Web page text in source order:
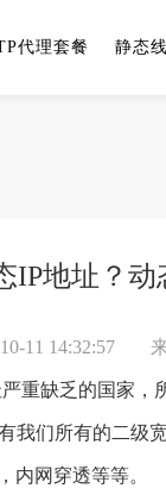
代理套餐 静态
IP地址？
11 14:32:57
缺乏的国家，
我们所有的二级
内网穿透等等。